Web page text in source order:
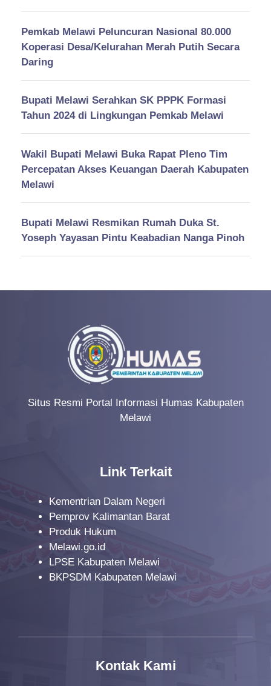
Pemkab Melawi Peluncuran Nasional 80.000
Koperasi Desa/Kelurahan Merah Putih Secara
Daring
Bupati Melawi Serahkan SK PPPK Formasi
Tahun 2024 di Lingkungan Pemkab Melawi
Wakil Bupati Melawi Buka Rapat Pleno Tim
Percepatan Akses Keuangan Daerah Kabupaten
Melawi
Bupati Melawi Resmikan Rumah Duka St.
Yoseph Yayasan Pintu Keabadian Nanga Pinoh
Situs Resmi Portal Informasi Humas Kabupaten
Melawi
Link Terkait
Kementrian Dalam Negeri
Pemprov Kalimantan Barat
Produk Hukum
Melawi.go.id
LPSE Kabupaten Melawi
BKPSDM Kabupaten Melawi
Kontak Kami